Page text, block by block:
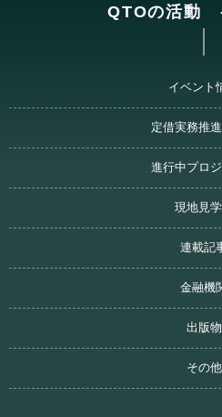
QTOの活動
イベント
定借実務推
進行中プロ
現地見
連載記
金融機
出版物
その他